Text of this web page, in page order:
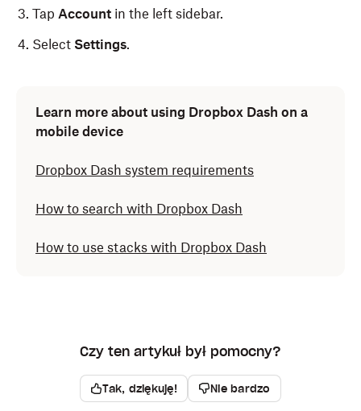
Tap Account in the left sidebar.
Select Settings.
Tap your avatar (profile picture or initials) in the top
right corner.
From here you can report a bug, contact Dropbox
access links to the help center, the Dropbox
preferences.
Learn more about using Dropbox Dash on a
mobile device
Dropbox Dash system requirements
How to search with Dropbox Dash
How to use stacks with Dropbox Dash
Czy ten artykuł był pomocny?
Tak, dziękuję! Nie bardzo